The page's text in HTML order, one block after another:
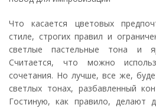
Что касается цветовых
стиле, строгих правил и
светлые пастельные тона и
Считается, что можно
сочетания. Но лучше, все же,
светлых тонах, разбавленный
Гостиную, как правило, делают